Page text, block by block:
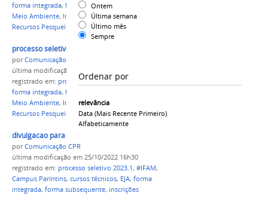
Ontem
Última semana
Último mês
Sempre
Ordenar por
relevância
Data (mais Recente Primeiro)
Alfabeticamente
forma integrada, forma subsequente
Meio Ambiente, Informática,Administração
Recursos Pesqueiros
,IFAM Campus Parintins
processo seletivo 2021 compac.jpg
porComunicação CPR
última modificação
registrado em: processo seletivo cursos técnicos
forma integrada, forma subsequente
Meio Ambiente, Informática,Administração
Recursos Pesqueiros
IFAM Campus Parintins
divulgacao para o site atualizada comp.jpg
porComunicação CPR
última modificação em 25/10/2022 16h30
registrado em: processo seletivo 2023.1, #IFAM,
Campus Parintins, cursos técnicos, EJA, forma
integrada, forma subsequente, inscrições